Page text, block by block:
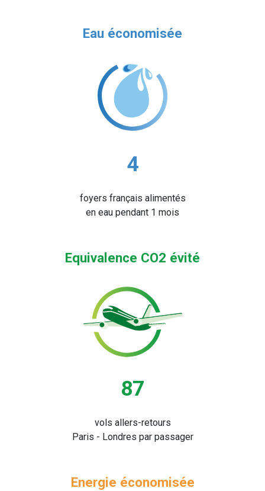
Eau économisée
4
foyers français alimentés
en eau pendant 1 mois
Equivalence CO2 évité
87
vols allers-retours
Paris - Londres par passager
Energie économisée